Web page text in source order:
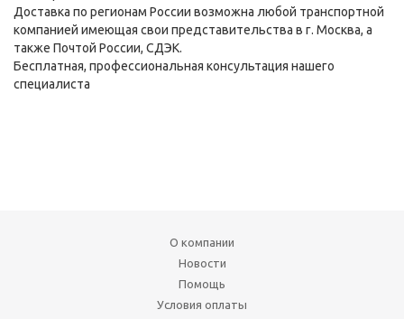
Доставка по регионам России возможна любой транспортной
компанией имеющая свои представительства в г. Москва, а
также Почтой России, СДЭК.
Бесплатная, профессиональная консультация нашего
специалиста
О компании
Новости
Помощь
Условия оплаты